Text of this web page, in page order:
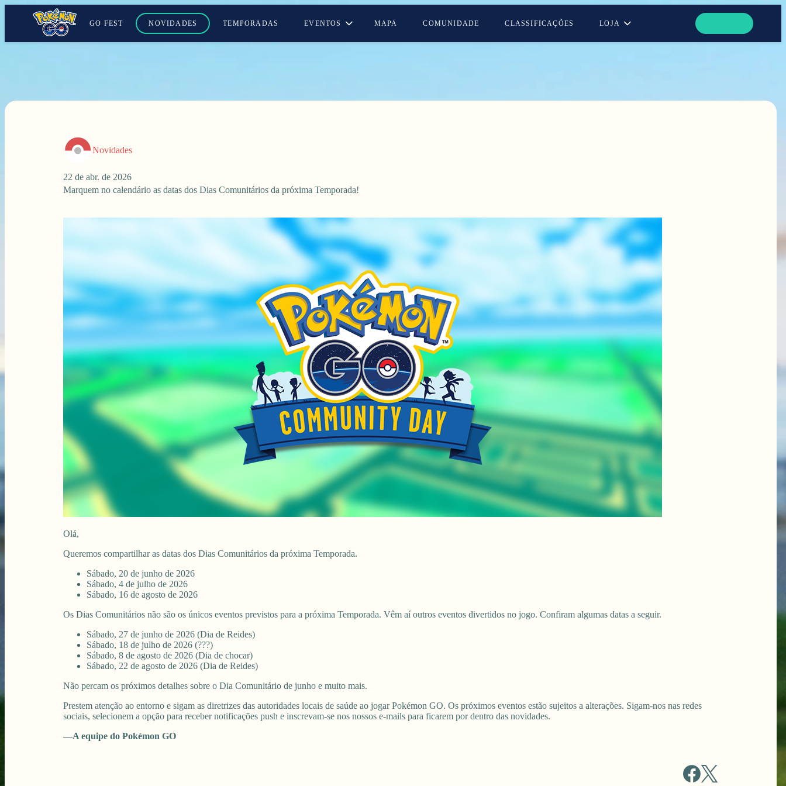
GO FEST NOVIDADES TEMPORADAS EVENTOS MAPA COMUNIDADE CLASSIFICAÇÕES LOJA
Novidades
22 de abr. de 2026
Marquem no calendário as datas dos Dias Comunitários da próxima Temporada!
Olá,
Queremos compartilhar as datas dos Dias Comunitários da próxima Temporada.
Sábado, 20 de junho de 2026
Sábado, 4 de julho de 2026
Sábado, 16 de agosto de 2026
Os Dias Comunitários não são os únicos eventos previstos para a próxima Temporada. Vêm aí outros eventos divertidos no jogo. Confiram algumas datas a seguir.
Sábado, 27 de junho de 2026 (Dia de Reides)
Sábado, 18 de julho de 2026 (???)
Sábado, 8 de agosto de 2026 (Dia de chocar)
Sábado, 22 de agosto de 2026 (Dia de Reides)
Não percam os próximos detalhes sobre o Dia Comunitário de junho e muito mais.
Prestem atenção ao entorno e sigam as diretrizes das autoridades locais de saúde ao jogar Pokémon GO. Os próximos eventos estão sujeitos a alterações. Sigam-nos nas redes
sociais, selecionem a opção para receber notificações push e inscrevam-se nos nossos e-mails para ficarem por dentro das novidades.
—A equipe do Pokémon GO